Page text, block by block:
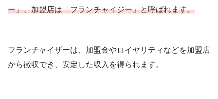
ー」、加盟店は「フランチャイジー」と呼ばれます。
フランチャイザーは、加盟金やロイヤリティなどを加盟店
から徴収でき、安定した収入を得られます。